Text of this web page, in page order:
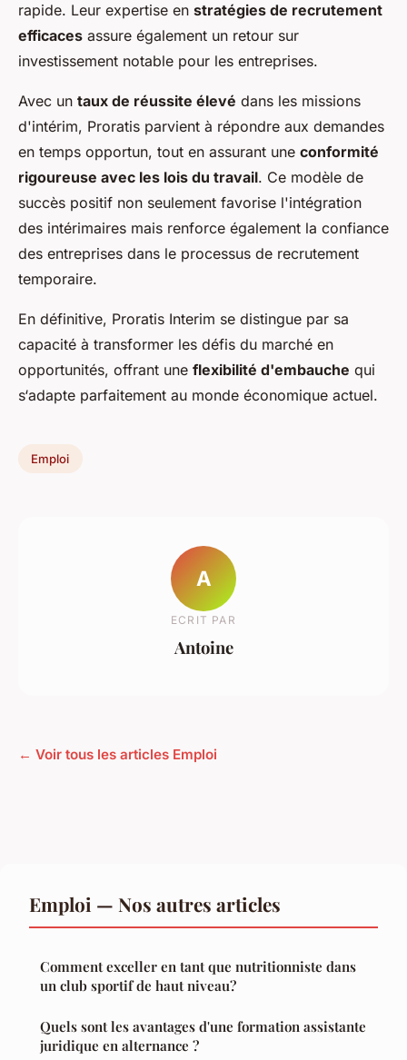
rapide. Leur expertise en stratégies de recrutement
efficaces assure également un retour sur
investissement notable pour les entreprises.
Avec un taux de réussite élevé dans les missions
d'intérim, Proratis parvient à répondre aux demandes
en temps opportun, tout en assurant une conformité
rigoureuse avec les lois du travail. Ce modèle de
succès positif non seulement favorise l'intégration
des intérimaires mais renforce également la confiance
des entreprises dans le processus de recrutement
temporaire.
En définitive, Proratis Interim se distingue par sa
capacité à transformer les défis du marché en
opportunités, offrant une flexibilité d'embauche qui
s‘adapte parfaitement au monde économique actuel.
Emploi
A
ECRIT PAR
Antoine
← Voir tous les articles Emploi
Emploi — Nos autres articles
Comment exceller en tant que nutritionniste dans
un club sportif de haut niveau?
Quels sont les avantages d'une formation assistante
juridique en alternance ?